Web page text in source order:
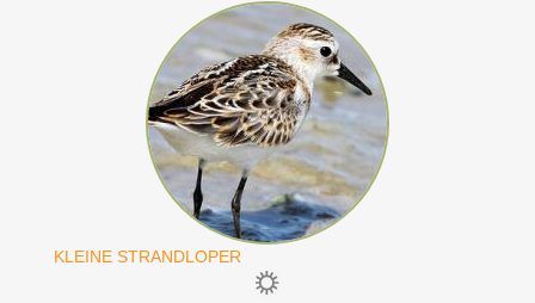
KLEINE STRANDLOPER